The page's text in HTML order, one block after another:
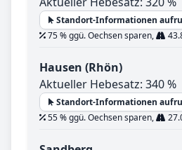
Standort-Informationen
75 % ggü. Oechsen sparen,
Hausen (Rhön)
Aktueller Hebesatz: 340 %
Standort-Informationen
55 % ggü. Oechsen sparen,